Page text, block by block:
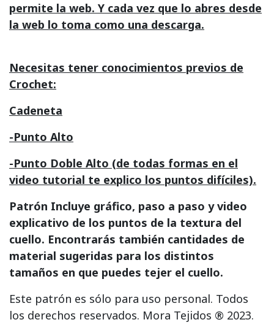
permite la web. Y cada vez que lo abres desde
la web lo toma como una descarga.
Necesitas tener conocimientos previos de
Crochet:
Cadeneta
-Punto Alto
-Punto Doble Alto (de todas formas en el
video tutorial te explico los puntos difíciles).
Patrón Incluye gráfico, paso a paso y video
explicativo de los puntos de la textura del
cuello. Encontrarás también cantidades de
material sugeridas para los distintos
tamaños en que puedes tejer el cuello.
Este patrón es sólo para uso personal. Todos
los derechos reservados. Mora Tejidos ® 2023.